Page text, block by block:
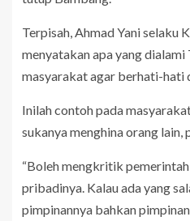
Terpisah, Ahmad Yani selaku
menyatakan apa yang
masyarakat agar berhati-hati
Inilah contoh pada
sukanya menghina orang
“Boleh mengkritik
pribadinya. Kalau ada yang
pimpinannya bahkan